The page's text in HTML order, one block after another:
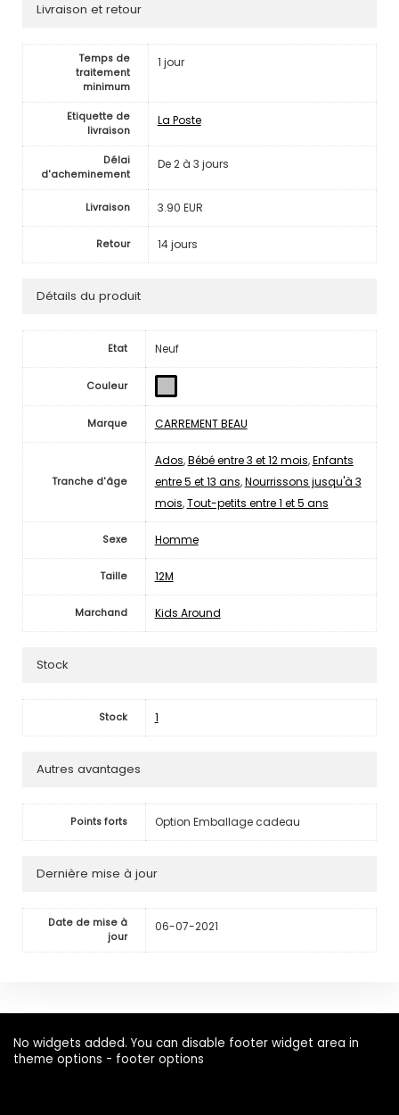
Livraison et retour
Temps de
traitement
minimum
1 jour
Etiquette de
livraison
La Poste
Délai
d'acheminement
De 2 à 3 jours
Livraison 3.90 EUR
Retour 14 jours
Détails du produit
Etat Neuf
Couleur
Marque CARREMENT BEAU
Tranche d'âge
Ados,Bébé entre 3 et 12 mois,Enfants
entre 5 et 13 ans,Nourrissons jusqu'à 3
mois,Tout-petits entre 1 et 5 ans
Sexe Homme
Taille 12M
Marchand Kids Around
Stock
Stock 1
Autres avantages
Points forts Option Emballage cadeau
Dernière mise à jour
Date de mise à
jour
06-07-2021
No widgets added. You can disable footer widget area in
theme options - footer options